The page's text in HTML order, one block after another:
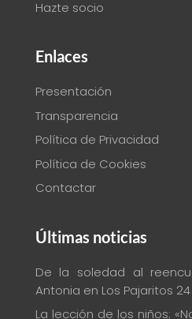
Hazte socio
Enlaces
Presentación
Transparencia
Política de Privacidad
Política de Cookies
Contactar
Últimas noticias
De la soledad al
Antonia en Los Pajaritos
La lección de los niños: